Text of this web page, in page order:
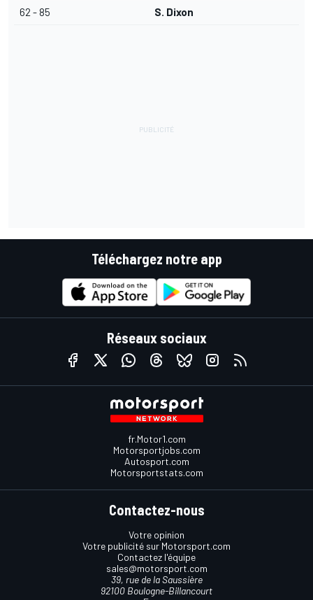
62 - 85 S. Dixon
Téléchargez notre app
Réseaux sociaux
fr.Motor1.com
Motorsportjobs.com
Autosport.com
Motorsportstats.com
Contactez-nous
Votre opinion
Votre publicité sur Motorsport.com
Contactez l'équipe
sales@motorsport.com
39, rue de la Saussière
92100 Boulogne-Billancourt